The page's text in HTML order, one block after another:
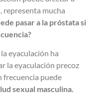
representa mucha
pasar a la próstata si
eyaculación ha
la eyaculación precoz
frecuencia puede
sexual masculina.